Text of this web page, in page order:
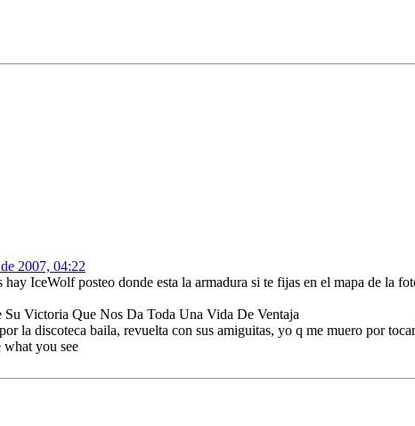
2007, 04:22
IceWolf posteo donde esta la armadura si te fijas en el mapa de la
Su Victoria Que Nos Da Toda Una Vida De Ventaja
la discoteca baila, revuelta con sus amiguitas, yo q me muero por
you see